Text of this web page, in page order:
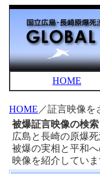
HOME
HOME ／証言映像を
被爆証言映像の検索
広島と長崎の原爆
被爆の実相と平和
映像を紹介していま